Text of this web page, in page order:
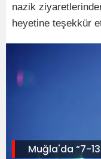
nazik
heyetine teşekkür
Muğla'da “7-